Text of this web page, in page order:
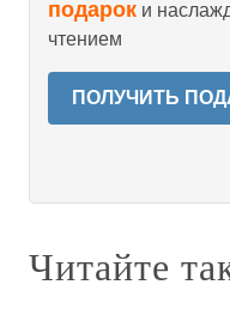
подарок и
чтением
ПОЛУЧИТЬ
Читайте